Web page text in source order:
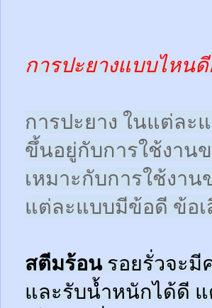
การปะยางแบบไหน
การปะยาง ในแต่ละ
ขึ้นอยู่กับการใช้งาน
เหมาะกับการใช้งา
แต่ละแบบมีข้อดี ข้อเ
สตีมร้อนรอยรั่วจะมี
และรับน้ำหนักได้ดี